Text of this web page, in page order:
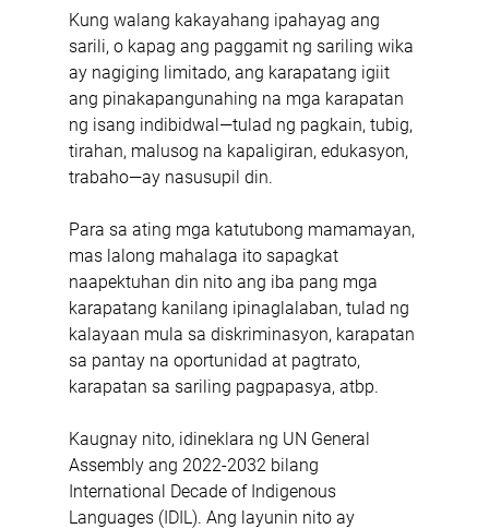
Kung walang kakayahang ipahayag ang
sarili, o kapag ang paggamit ng sariling wika
ay nagiging limitado, ang karapatang igiit
ang pinakapangunahing na mga karapatan
ng isang indibidwal—tulad ng pagkain, tubig,
tirahan, malusog na kapaligiran, edukasyon,
trabaho—ay nasusupil din.
Para sa ating mga katutubong mamamayan,
mas lalong mahalaga ito sapagkat
naapektuhan din nito ang iba pang mga
karapatang kanilang ipinaglalaban, tulad ng
kalayaan mula sa diskriminasyon, karapatan
sa pantay na oportunidad at pagtrato,
karapatan sa sariling pagpapasya, atbp.
Kaugnay nito, idineklara ng UN General
Assembly ang 2022-2032 bilang
International Decade of Indigenous
Languages (IDIL). Ang layunin nito ay